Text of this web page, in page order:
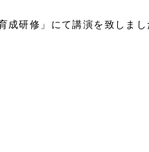
研修」にて講演を致しまし